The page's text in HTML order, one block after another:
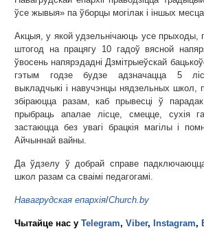
ўсе жывыя» па ўборцы могілак і іншых
Акцыя, у якой удзельнічаюць усе прыходы,
штогод на працягу 10 гадоў вясной
ўвосень напярэдадні Дзмітрыеўскай
гэтым годзе будзе адзначацца 5
выкладчыкі і навучэнцы нядзельных школ,
збіраюцца разам, каб прывесці ў парадак
прыбраць апалае лісце, смецце, сухія
застаюцца без увагі брацкія магілы і
Айчыннай вайны.
Да ўдзелу ў добрай справе
школ разам са сваімі педагогамі.
Навагрудская епархія/Church.by
Чытайце нас у Telegram, Viber, Instagram,